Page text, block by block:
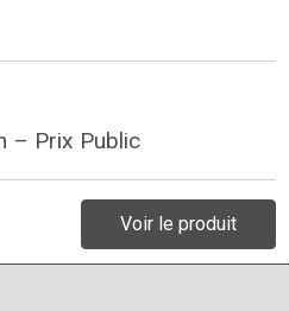
– Prix Public
Voir le produit